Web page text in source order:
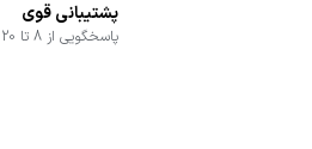
پشتیبانی قوی
پاسخگویی از 8 تا 20